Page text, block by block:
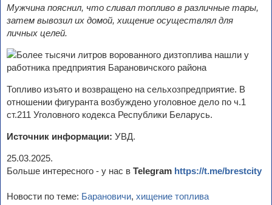
Мужчина пояснил, что сливал топливо в различные тары,
затем вывозил их домой, хищение осуществлял для
личных целей.
Топливо изъято и возвращено на сельхозпредприятие. В
отношении фигуранта возбуждено уголовное дело по ч.1
ст.211 Уголовного кодекса Республики Беларусь.
Источник информации: УВД.
25.03.2025.
Больше интересного - у нас в Telegram https://t.me/brestcity
Новости по теме: Барановичи, хищение топлива